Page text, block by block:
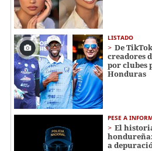
LISTADO
De
creadores
por clubes
Honduras
PESE A
El
a